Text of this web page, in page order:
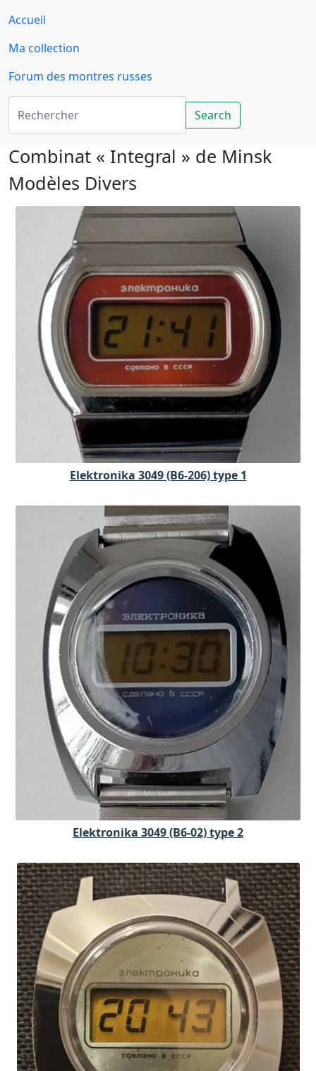
Accueil
Ma collection
Forum des montres russes
Rechercher
Search
Combinat « Integral » de Minsk
Modèles Divers
Elektronika 3049 (B6-206) type 1
Elektronika 3049 (B6-02) type 2